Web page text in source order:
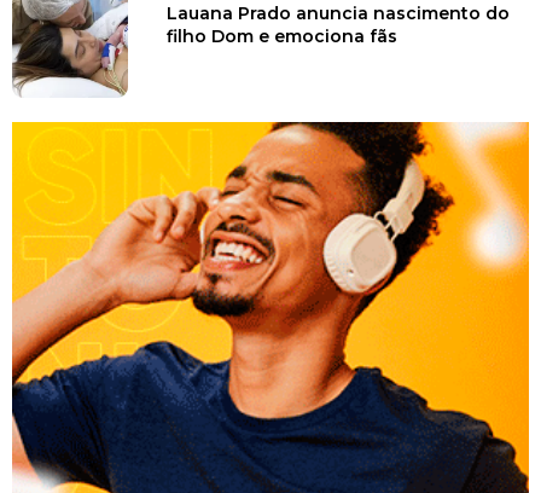
Lauana Prado anuncia nascimento do
filho Dom e emociona fãs